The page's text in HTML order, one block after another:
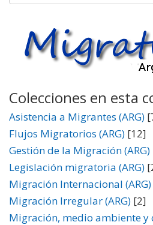
Colecciones en esta
Asistencia a Migrantes (ARG)
Flujos Migratorios (ARG) [12]
Gestión de la Migración (ARG)
Legislación migratoria (ARG)
Migración Internacional (ARG)
Migración Irregular (ARG) [2]
Migración, medio ambiente